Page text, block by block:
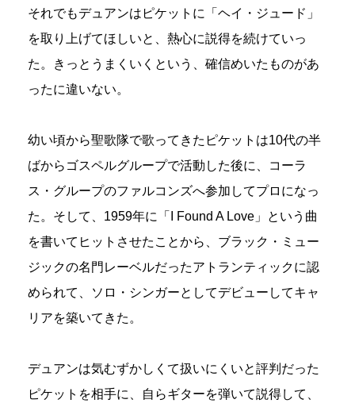
それでもデュアンはピケットに「ヘイ・ジュード」
を取り上げてほしいと、熱心に説得を続けていっ
た。きっとうまくいくという、確信めいたものがあ
ったに違いない。
幼い頃から聖歌隊で歌ってきたピケットは10代の半
ばからゴスペルグループで活動した後に、コーラ
ス・グループのファルコンズへ参加してプロになっ
た。そして、1959年に「I Found A Love」という曲
を書いてヒットさせたことから、ブラック・ミュー
ジックの名門レーベルだったアトランティックに認
められて、ソロ・シンガーとしてデビューしてキャ
リアを築いてきた。
デュアンは気むずかしくて扱いにくいと評判だった
ピケットを相手に、自らギターを弾いて説得して、